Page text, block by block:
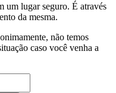
um lugar seguro. É através
da mesma.
não temos
caso você venha a